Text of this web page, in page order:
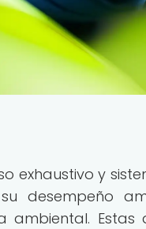
exhaustivo y
desempeño
ambiental. Estas